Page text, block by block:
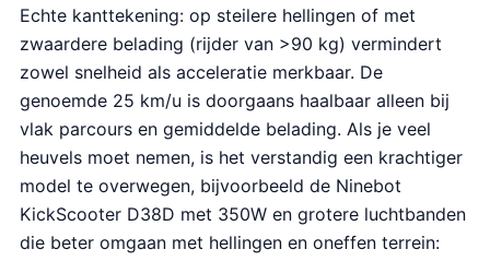
Echte kanttekening: op steilere hellingen of met
zwaardere belading (rijder van >90 kg) vermindert
zowel snelheid als acceleratie merkbaar. De
genoemde 25 km/u is doorgaans haalbaar alleen bij
vlak parcours en gemiddelde belading. Als je veel
heuvels moet nemen, is het verstandig een krachtiger
model te overwegen, bijvoorbeeld de Ninebot
KickScooter D38D met 350W en grotere luchtbanden
die beter omgaan met hellingen en oneffen terrein: